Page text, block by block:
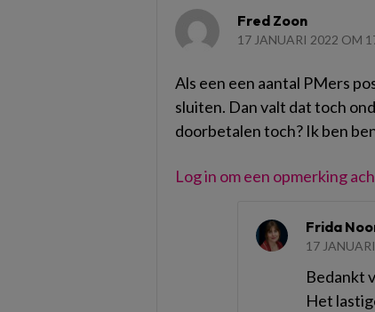
Fred Zoon
17 JANUARI 2022 OM
Als een een aantal PMers
sluiten. Dan valt dat toch
doorbetalen toch? Ik ben
Log in om een opmerking
Frida
17
Bedankt
Het